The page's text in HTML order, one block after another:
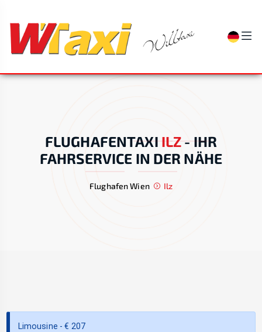
FLUGHAFENTAXI ILZ - IHR
FAHRSERVICE IN DER NÄHE
Flughafen Wien Ilz
Limousine - € 207